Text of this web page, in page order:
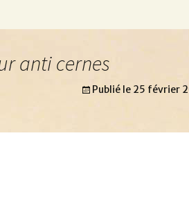
anti cernes
Publié le 25 février